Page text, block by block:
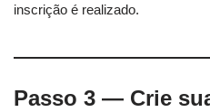
inscrição é realizado.
Passo 3 — Crie